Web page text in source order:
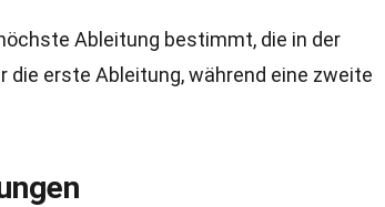
Ableitung bestimmt, die in der
die erste Ableitung, während eine zweite